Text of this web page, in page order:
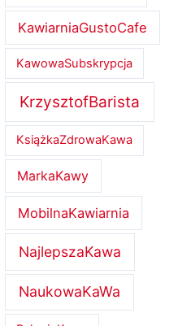
KawiarniaGustoCafe
KawowaSubskrypcja
KrzysztofBarista
KsiążkaZdrowaKawa
MarkaKawy
MobilnaKawiarnia
NajlepszaKawa
NaukowaKaWa